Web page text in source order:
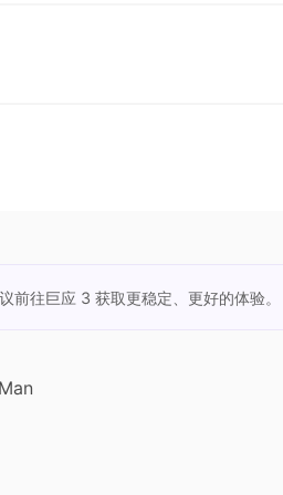
前往巨应 3 获取更稳定、更好的体验。